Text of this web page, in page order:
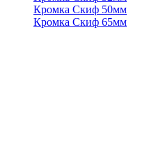
Кромка Скиф 50мм
Кромка Скиф 65мм